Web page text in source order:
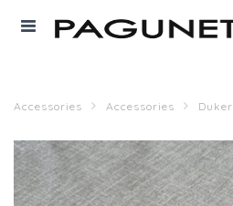
Accessories Accessories Duker